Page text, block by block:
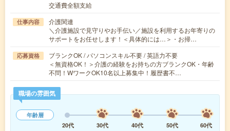
交通費全額支給
仕事内容
介護関連
＼介護施設で見守りやお手伝い／施設を利用するお年寄りの
サポートをお任せします！＜具体的には…＞・お掃…
応募資格
ブランクOK / パソコンスキル不要 / 英語力不要
＜無資格OK！＞介護の経験をお持ちの方ブランクOK・年齢
不問！WワークOK10名以上募集中！履歴書不…
職場の雰囲気
年齢層
20代
30代 40代 50代
60代